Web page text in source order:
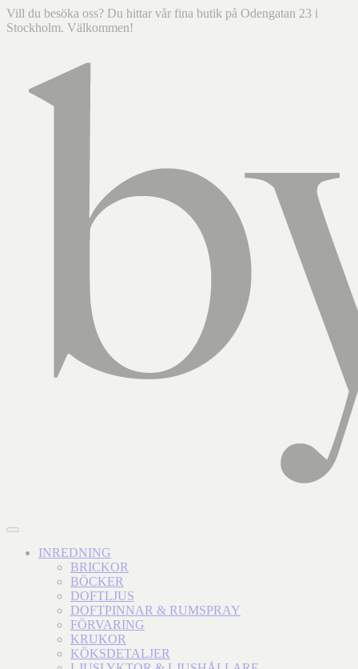
Vill du besöka oss? Du hittar vår fina butik på Odengatan 23 i
Stockholm. Välkommen!
INREDNING
BRICKOR
BÖCKER
DOFTLJUS
DOFTPINNAR & RUMSPRAY
FÖRVARING
KRUKOR
KÖKSDETALJER